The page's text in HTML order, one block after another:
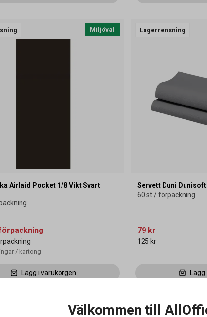
Miljöval
Airlaid Pocket 1/8 Vikt Svart
/ kartong
Lägg i varukorgen
Lagerrensning
Servett Duni
60 st / förpackning
79 kr
125 kr
Miljöval Lagerrensning
Välkommen till